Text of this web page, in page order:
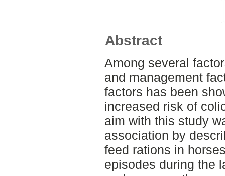
Abstract
Among several
and management
factors has been
increased risk of
aim with this study
association by
feed rations in
episodes during the